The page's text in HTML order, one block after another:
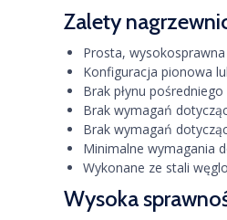
Zalety
Prosta,
Konfiguracja pionowa
Brak płynu pośredniego
Brak wymagań
Brak wymagań
Minimalne wymagania
Wykonane ze stali
Wysoka